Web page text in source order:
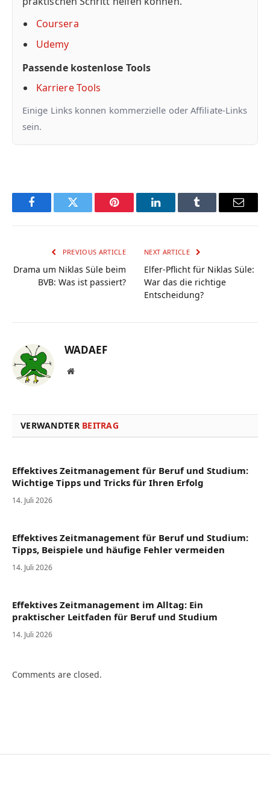
Coursera
Udemy
Passende kostenlose Tools
Karriere Tools
Einige Links konnen kommerzielle oder Affiliate-Links
sein.
FacebookTwitter Pinterest LinkedInTumblr Email
PREVIOUS ARTICLE
Drama um Niklas Süle beim
BVB: Was ist passiert?
NEXT ARTICLE
Elfer-Pflicht für Niklas Süle:
War das die richtige
Entscheidung?
WADAEF
Website
VERWANDTER BEITRAG
Effektives Zeitmanagement für Beruf und Studium:
Wichtige Tipps und Tricks für Ihren Erfolg
14. Juli 2026
Effektives Zeitmanagement für Beruf und Studium:
Tipps, Beispiele und häufige Fehler vermeiden
14. Juli 2026
Effektives Zeitmanagement im Alltag: Ein
praktischer Leitfaden für Beruf und Studium
14. Juli 2026
Comments are closed.